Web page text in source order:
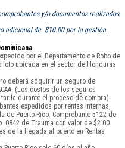
y/o documentos realizados
adicional de $10.00 por la gestión.
por el Departamento de Robo de
ubicada en el sector de Honduras
deberá adquirir un seguro de
(Los costos de los seguros
durante el proceso de compra).
expedidos por rentas internas,
de Puerto Rico. Comprobante 5122 de
0842 de Trauma con valor de $2.00
de la llegada al puerto en Rentas